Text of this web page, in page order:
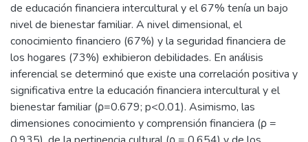
de educación financiera intercultural y el 67% tenía un bajo
nivel de bienestar familiar. A nivel dimensional, el
conocimiento financiero (67%) y la seguridad financiera de
los hogares (73%) exhibieron debilidades. En análisis
inferencial se determinó que existe una correlación positiva y
significativa entre la educación financiera intercultural y el
bienestar familiar (ρ=0.679; p<0.01). Asimismo, las
dimensiones conocimiento y comprensión financiera (ρ =